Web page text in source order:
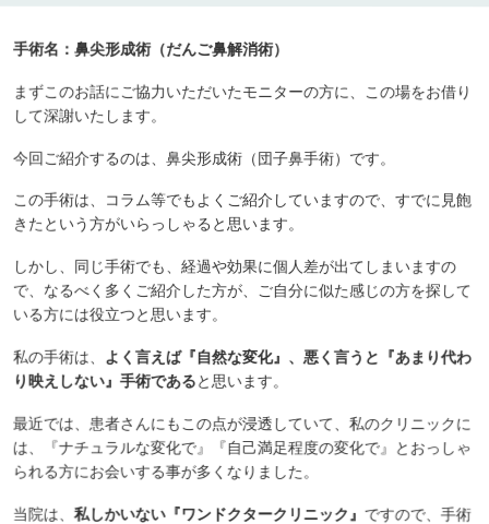
無料相談
無料相談・
お問い合わせ
03-5315-4391
手術名：鼻尖形成術（だんご鼻解消術）
まずこのお話にご協力いただいたモニターの方に、この場をお借り
して深謝いたします。
今回ご紹介するのは、鼻尖形成術（団子鼻手術）です。
この手術は、コラム等でもよくご紹介していますので、すでに見飽
きたという方がいらっしゃると思います。
しかし、同じ手術でも、経過や効果に個人差が出てしまいますの
で、なるべく多くご紹介した方が、ご自分に似た感じの方を探して
いる方には役立つと思います。
私の手術は、 よく言えば『自然な変化』、悪く言うと『あまり代わ
り映えしない』手術であると思います。
最近では、患者さんにもこの点が浸透していて、私のクリニックに
は、『ナチュラルな変化で』『自己満足程度の変化で』とおっしゃ
られる方にお会いする事が多くなりました。
当院は、私しかいない『ワンドクタークリニック』 ですので、手術